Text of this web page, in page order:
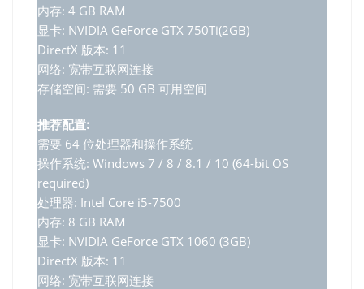
内存: 4 GB RAM
显卡: NVIDIA GeForce GTX 750Ti(2GB)
DirectX 版本: 11
网络: 宽带互联网连接
存储空间: 需要 50 GB 可用空间
推荐配置:
需要 64 位处理器和操作系统
操作系统: Windows 7 / 8 / 8.1 / 10 (64-bit OS
required)
处理器: Intel Core i5-7500
内存: 8 GB RAM
显卡: NVIDIA GeForce GTX 1060 (3GB)
DirectX 版本: 11
网络: 宽带互联网连接